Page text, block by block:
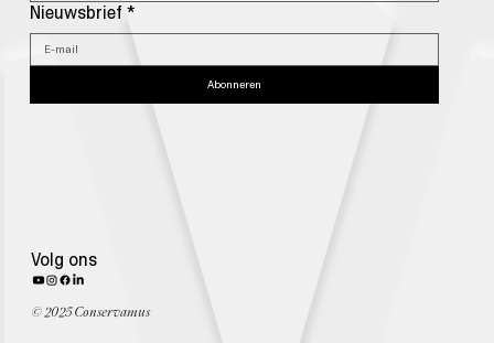
Nieuwsbrief *
Abonneren
Volg ons
© 2025 Conservamus